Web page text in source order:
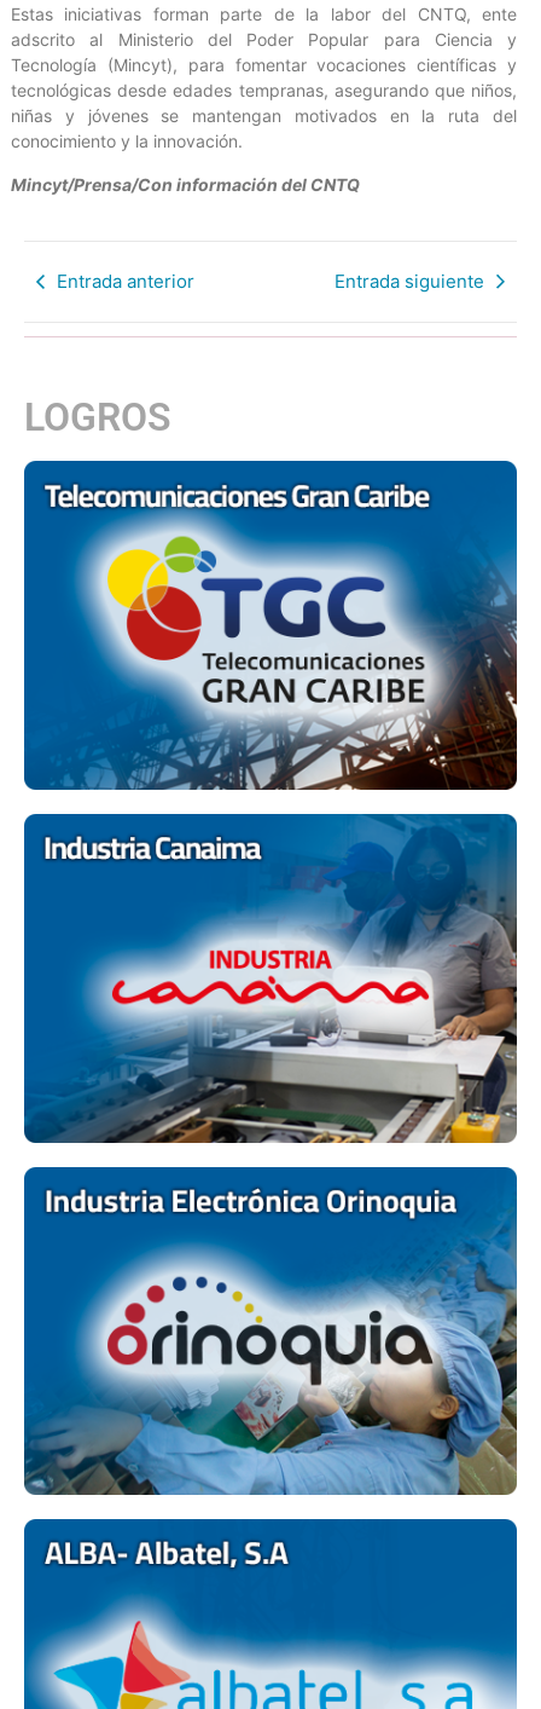
Estas iniciativas forman parte de la labor del CNTQ, ente
adscrito al Ministerio del Poder Popular para Ciencia y
Tecnología (Mincyt), para fomentar vocaciones científicas y
tecnológicas desde edades tempranas, asegurando que niños,
niñas y jóvenes se mantengan motivados en la ruta del
conocimiento y la innovación.
Mincyt/Prensa/Con información del CNTQ
Entrada anterior Entrada siguiente
LOGROS